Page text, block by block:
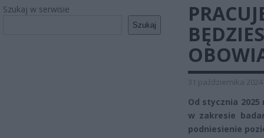
Szukaj w serwisie
Szukaj
31 października 2024
Od stycznia
w zakresie
podniesienie